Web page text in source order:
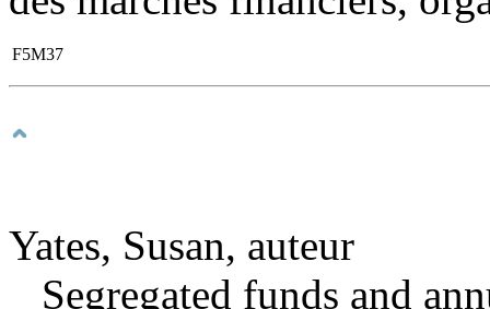
F5M37
Yates, Susan, auteur
Segregated funds and